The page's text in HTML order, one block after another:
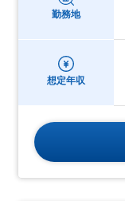
勤務地
想定年収